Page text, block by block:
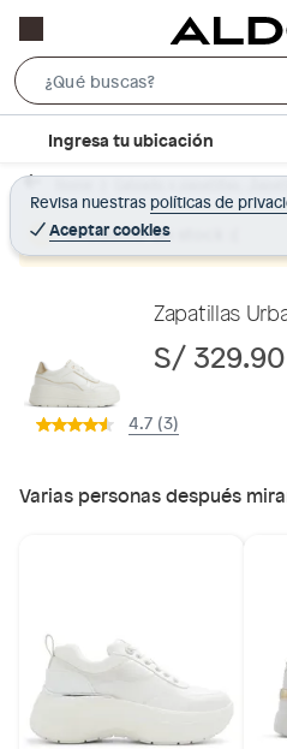
c
t
n
Ingresa tu ubicación
Revisa nuestras políticas de
Aceptar cookies
Home Calzado y zapatillas -
Producto sin stock :(
Zapatillas
S/ 329.90
4.7 (3)
Varias personas después